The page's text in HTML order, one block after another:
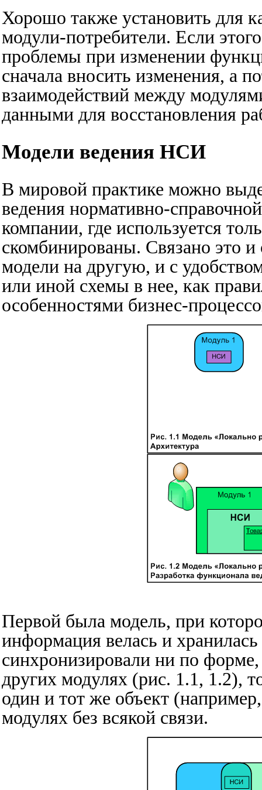
Хорошо также установить для
модули-потребители. Если
проблемы при изменении
сначала вносить изменения, а
взаимодействий между
данными для восстановления
Модели ведения НСИ
В мировой практике можно
ведения нормативно-
компании, где используется
скомбинированы. Связано это
модели на другую, и с
или иной схемы в нее, как
особенностями бизнес-
Первой была модель, при
информация велась и
синхронизировали ни по
других модулях (рис. 1.1, 1.2),
один и тот же объект
модулях без всякой связи.